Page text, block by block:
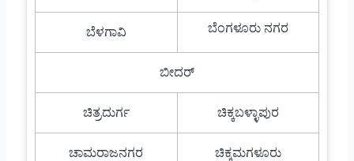
ಬೆಳಗಾವಿ ಬೆಂಗಳೂರು ನಗರ
ಬೀದರ್
ಚಿತ್ರದುರ್ಗ ಚಿಕ್ಕಬಳ್ಳಾಪುರ
ಚಾಮರಾಜನಗರ ಚಿಕ್ಕಮಗಳೂರು